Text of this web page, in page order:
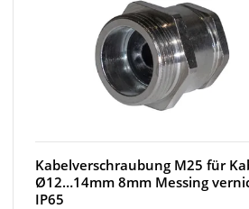
Kabelverschraubung M25 für
Ø12…14mm 8mm Messing
IP65